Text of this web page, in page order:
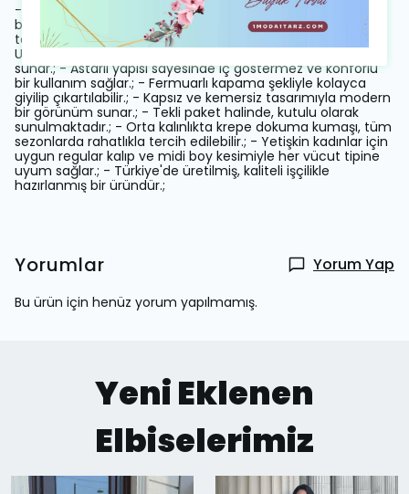
- Zarif fular yaka detayı ile dikkat çeken, özel tasarım midi
boy elbise.; - Düğün ve nikah gibi özel günlerde şıklığınızı
tamamlayacak, düz desenli krep kumaştan üretilmiştir.; -
Uzun kollu ve standart kol tipi ile hem rahatlık hem de şıklık
sunar.; - Astarlı yapısı sayesinde iç göstermez ve konforlu
bir kullanım sağlar.; - Fermuarlı kapama şekliyle kolayca
giyilip çıkartılabilir.; - Kapsız ve kemersiz tasarımıyla modern
bir görünüm sunar.; - Tekli paket halinde, kutulu olarak
sunulmaktadır.; - Orta kalınlıkta krepe dokuma kumaşı, tüm
sezonlarda rahatlıkla tercih edilebilir.; - Yetişkin kadınlar için
uygun regular kalıp ve midi boy kesimiyle her vücut tipine
uyum sağlar.; - Türkiye'de üretilmiş, kaliteli işçilikle
hazırlanmış bir üründür.;
Yorumlar Yorum Yap
Bu ürün için henüz yorum yapılmamış.
Yeni Eklenen
Elbiselerimiz